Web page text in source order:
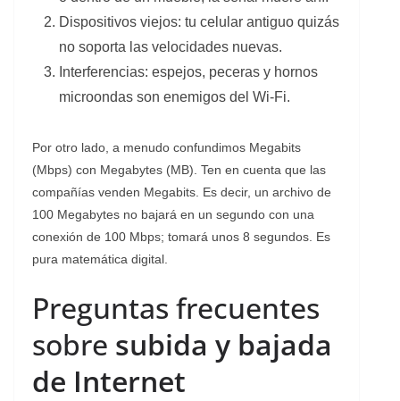
Dispositivos viejos: tu celular antiguo quizás
no soporta las velocidades nuevas.
Interferencias: espejos, peceras y hornos
microondas son enemigos del Wi-Fi.
Por otro lado, a menudo confundimos Megabits
(Mbps) con Megabytes (MB). Ten en cuenta que las
compañías venden Megabits. Es decir, un archivo de
100 Megabytes no bajará en un segundo con una
conexión de 100 Mbps; tomará unos 8 segundos. Es
pura matemática digital.
Preguntas frecuentes
sobre subida y bajada
de Internet